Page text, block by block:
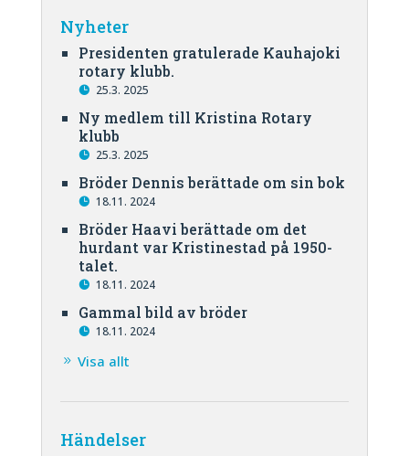
Nyheter
Presidenten gratulerade Kauhajoki
rotary klubb.
25.3. 2025
Ny medlem till Kristina Rotary
klubb
25.3. 2025
Bröder Dennis berättade om sin bok
18.11. 2024
Bröder Haavi berättade om det
hurdant var Kristinestad på 1950-
talet.
18.11. 2024
Gammal bild av bröder
18.11. 2024
Visa allt
Händelser